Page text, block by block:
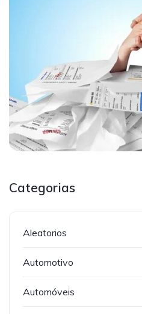
Categorias
Aleatorios
Automotivo
Automóveis